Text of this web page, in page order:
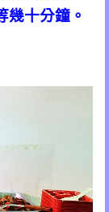
幾十分鐘。